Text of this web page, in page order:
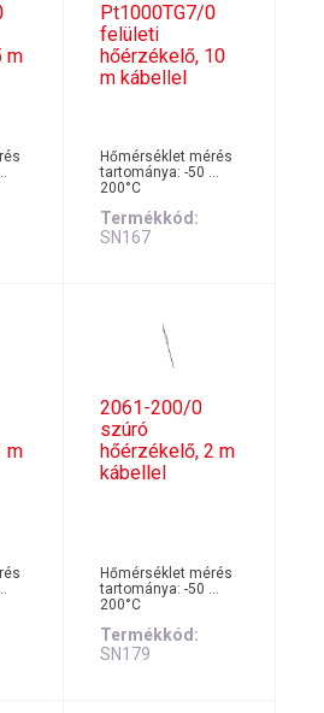
m
Pt1000TG7/0
felületi
hőérzékelő, 10
m kábellel
Hőmérséklet mérés
tartománya: -50 …
200°C
Termékkód
SN167
m
2061-200/0
szúró
hőérzékelő, 2 m
kábellel
Hőmérséklet mérés
tartománya: -50 …
200°C
Termékkód
SN179